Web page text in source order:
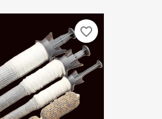
favorite_border